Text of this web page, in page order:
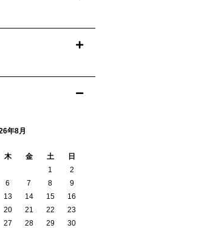
年8月
木 金 土
日
1
2
6 7 8
9
13 14 15
16
20 21 22
23
27 28 29
30